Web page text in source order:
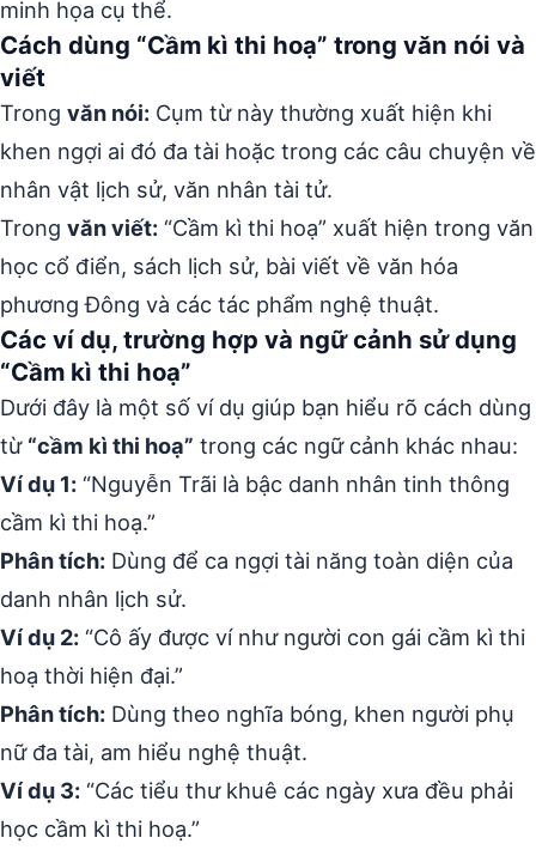
minh họa cụ thể.
Cách dùng “Cầm kì thi hoạ” trong văn nói và
viết
Trong văn nói: Cụm từ này thường xuất hiện khi
khen ngợi ai đó đa tài hoặc trong các câu chuyện về
nhân vật lịch sử, văn nhân tài tử.
Trong văn viết: “Cầm kì thi hoạ” xuất hiện trong văn
học cổ điển, sách lịch sử, bài viết về văn hóa
phương Đông và các tác phẩm nghệ thuật.
Các ví dụ, trường hợp và ngữ cảnh sử dụng
“Cầm kì thi hoạ”
Dưới đây là một số ví dụ giúp bạn hiểu rõ cách dùng
từ “cầm kì thi hoạ” trong các ngữ cảnh khác nhau:
Ví dụ 1: “Nguyễn Trãi là bậc danh nhân tinh thông
cầm kì thi hoạ.”
Phân tích: Dùng để ca ngợi tài năng toàn diện của
danh nhân lịch sử.
Ví dụ 2: “Cô ấy được ví như người con gái cầm kì thi
hoạ thời hiện đại.”
Phân tích: Dùng theo nghĩa bóng, khen người phụ
nữ đa tài, am hiểu nghệ thuật.
Ví dụ 3: “Các tiểu thư khuê các ngày xưa đều phải
học cầm kì thi hoạ.”